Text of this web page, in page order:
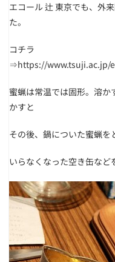
エコール 辻 東京でも、外
た。
コチラ
⇒https://www.tsuji.ac.jp/
蜜蝋は常温では固形。溶
かすと
その後、鍋についた蜜蝋を
いらなくなった空き缶など